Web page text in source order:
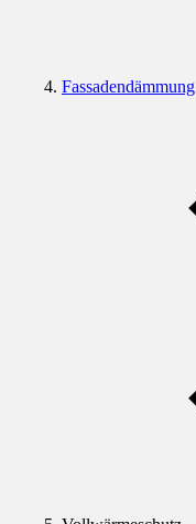
Fassadendämmung